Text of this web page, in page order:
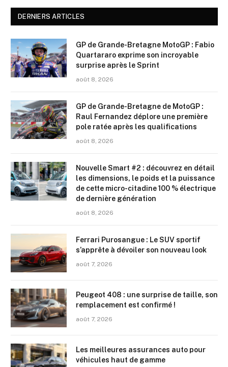
DERNIERS ARTICLES
GP de Grande-Bretagne MotoGP : Fabio
Quartararo exprime son incroyable
surprise après le Sprint
août 8, 2026
GP de Grande-Bretagne de MotoGP :
Raul Fernandez déplore une première
pole ratée après les qualifications
août 8, 2026
Nouvelle Smart #2 : découvrez en détail
les dimensions, le poids et la puissance
de cette micro-citadine 100 % électrique
de dernière génération
août 8, 2026
Ferrari Purosangue : Le SUV sportif
s’apprête à dévoiler son nouveau look
août 7, 2026
Peugeot 408 : une surprise de taille, son
remplacement est confirmé !
août 7, 2026
Les meilleures assurances auto pour
véhicules haut de gamme